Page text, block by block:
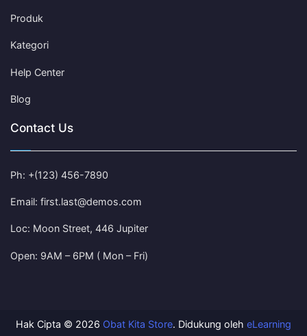
Produk
Kategori
Help Center
Blog
Contact Us
Ph: +(123) 456-7890
Email: first.last@demos.com
Loc: Moon Street, 446 Jupiter
Open: 9AM – 6PM ( Mon – Fri)
Hak Cipta © 2026 Obat Kita Store. Didukung oleh eLearning